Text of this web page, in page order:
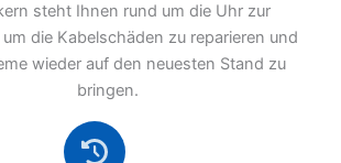
steht Ihnen rund um die Uhr zur
die Kabelschäden zu reparieren und
wieder auf den neuesten Stand zu
bringen.